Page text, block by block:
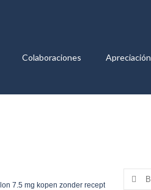
Colaboraciones Apreciación
7.5 mg kopen zonder recept
Buscar